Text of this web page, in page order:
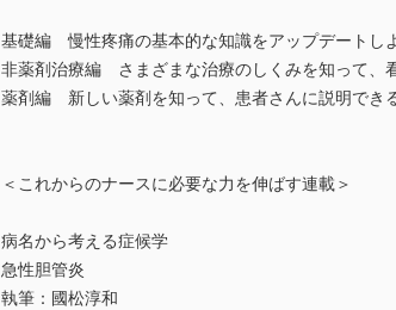
基礎編 慢性疼痛の基本的な知識をアップデートし
非薬剤治療編 さまざまな治療のしくみを知って、
薬剤編 新しい薬剤を知って、患者さんに説明でき
＜これからのナースに必要な力を伸ばす連載＞
病名から考える症候学
急性胆管炎
執筆：國松淳和